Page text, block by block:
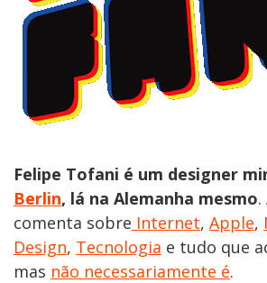
Felipe Tofani é um designer
Berlin, lá na Alemanha mesmo.
comenta sobre Internet, Apple,
Design, Tecnologia e tudo que
mas não necessariamente é.